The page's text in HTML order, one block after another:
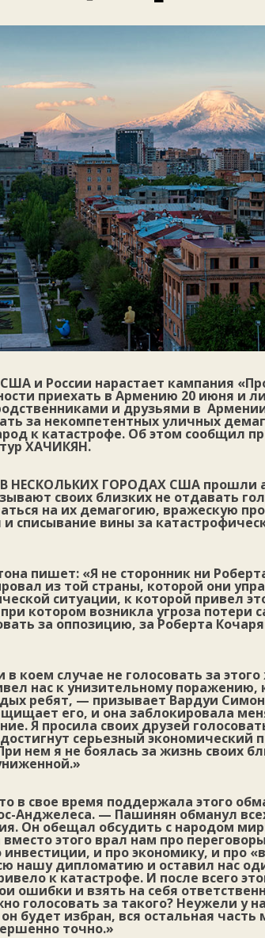
и России нарастает кампания
приехать в Армению 20 июня и
и друзьями в
за некомпетентных уличных
к катастрофе. Об этом сообщил
ХАЧИКЯН.
НЕСКОЛЬКИХ ГОРОДАХ США прошли
своих близких не отдавать
на их демагогию, вражескую
списывание вины за
пишет: «Я не сторонник ни
из той страны, которой они
ситуации, к которой привел
котором возникла угроза потери
за оппозицию, за Роберта
коем случае не голосовать за
нас к унизительному поражению,
ребят, — призывает Вардуи
его, и она заблокировала
Я просила своих друзей
серьезный экономический
нем я не боялась за жизнь своих
в свое время поддержала этого
Анджелеса. — Пашинян обманул
Он обещал обсудить с народом
этого врал нам про
и про экономику, и про
нашу дипломатию и оставил нас
к катастрофе. И после всего
ошибки и взять на себя
голосовать за такого? Неужели у
будет избран, вся остальная
точно.»